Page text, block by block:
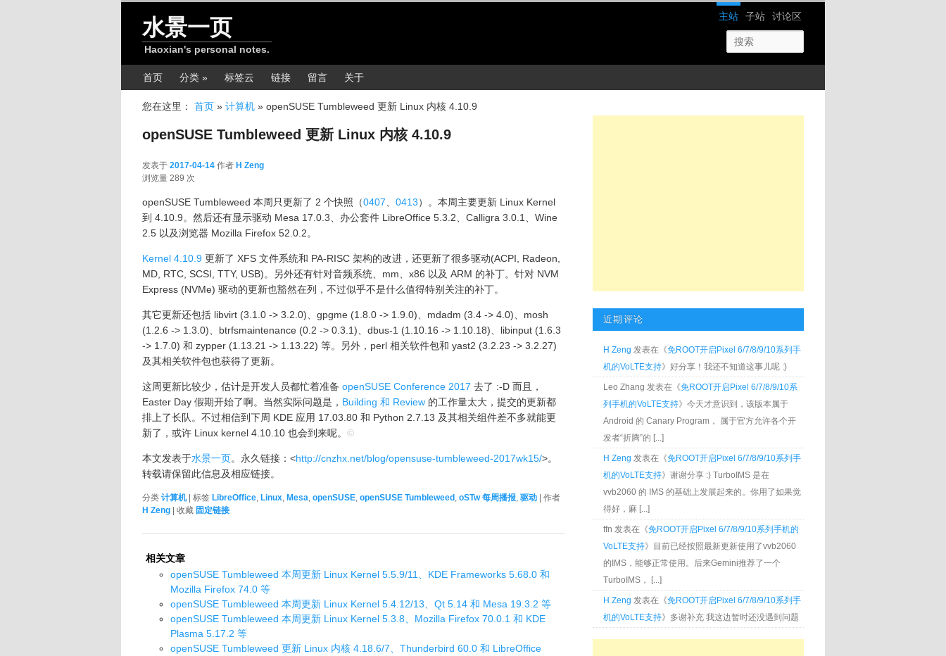
网站导航
主站 子站 讨论区
水景一页
Haoxian's personal notes.
主菜单首页 分类 » 标签云 链接 留言 关于
您在这里： 首页 » 计算机 » openSUSE Tumbleweed 更新 Linux 内核 4.10.9
openSUSE Tumbleweed 更新 Linux 内核 4.10.9
发表于 2017-04-14 作者 H Zeng
浏览量 289 次
openSUSE Tumbleweed 本周只更新了 2 个快照（0407、 0413）。本周主要更新 Linux Kernel
到 4.10.9。然后还有显示驱动 Mesa 17.0.3、办公套件 LibreOffice 5.3.2、Calligra 3.0.1、Wine
2.5 以及浏览器 Mozilla Firefox 52.0.2。
Kernel 4.10.9 更新了 XFS 文件系统和 PA-RISC 架构的改进，还更新了很多驱动(ACPI, Radeon,
MD, RTC, SCSI, TTY, USB)。另外还有针对音频系统、mm、x86 以及 ARM 的补丁。针对 NVM
Express (NVMe) 驱动的更新也豁然在列，不过似乎不是什么值得特别关注的补丁。
其它更新还包括 libvirt (3.1.0 -> 3.2.0)、gpgme (1.8.0 -> 1.9.0)、mdadm (3.4 -> 4.0)、mosh
(1.2.6 -> 1.3.0)、btrfsmaintenance (0.2 -> 0.3.1)、dbus-1 (1.10.16 -> 1.10.18)、libinput (1.6.3
-> 1.7.0) 和 zypper (1.13.21 -> 1.13.22) 等。另外，perl 相关软件包和 yast2 (3.2.23 -> 3.2.27)
及其相关软件包也获得了更新。
这周更新比较少，估计是开发人员都忙着准备 openSUSE Conference 2017 去了 :-D 而且，
Easter Day 假期开始了啊。当然实际问题是， Building 和 Review 的工作量太大，提交的更新都
排上了长队。不过相信到下周 KDE 应用 17.03.80 和 Python 2.7.13 及其相关组件差不多就能更
新了，或许 Linux kernel 4.10.10 也会到来呢。 ©
本文发表于水景一页。永久链接：<http://cnzhx.net/blog/opensuse-tumbleweed-2017wk15/>。
转载请保留此信息及相应链接。
分类 计算机| 标签 LibreOffice, Linux, Mesa, openSUSE, openSUSE Tumbleweed , oSTw 每周播报, 驱动 | 作者
H Zeng | 收藏 固定链接
相关文章
openSUSE Tumbleweed 本周更新 Linux Kernel 5.5.9/11、KDE Frameworks 5.68.0 和
Mozilla Firefox 74.0 等
openSUSE Tumbleweed 本周更新 Linux Kernel 5.4.12/13、Qt 5.14 和 Mesa 19.3.2 等
openSUSE Tumbleweed 本周更新 Linux Kernel 5.3.8、Mozilla Firefox 70.0.1 和 KDE
Plasma 5.17.2 等
openSUSE Tumbleweed 更新 Linux 内核 4.18.6/7、Thunderbird 60.0 和 LibreOffice
近期评论
H Zeng 发表在《免ROOT开启Pixel 6/7/8/9/10系列手
机的VoLTE支持》好分享！我还不知道这事儿呢 :)
Leo Zhang 发表在《免ROOT开启Pixel 6/7/8/9/10系
列手机的VoLTE支持》今天才意识到，该版本属于
Android 的 Canary Program， 属于官方允许各个开
发者“折腾”的 [...]
H Zeng 发表在《免ROOT开启Pixel 6/7/8/9/10系列手
机的VoLTE支持》谢谢分享 :) TurboIMS 是在
vvb2060 的 IMS 的基础上发展起来的。你用了如果觉
得好，麻 [...]
ffn 发表在《免ROOT开启Pixel 6/7/8/9/10系列手机的
VoLTE支持》目前已经按照最新更新使用了vvb2060
的IMS，能够正常使用。后来Gemini推荐了一个
TurboIMS， [...]
H Zeng 发表在《免ROOT开启Pixel 6/7/8/9/10系列手
机的VoLTE支持》多谢补充 我这边暂时还没遇到问题